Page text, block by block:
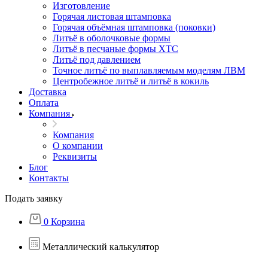
Изготовление
Горячая листовая штамповка
Горячая объёмная штамповка (поковки)
Литьё в оболочковые формы
Литьё в песчаные формы ХТС
Литьё под давлением
Точное литьё по выплавляемым моделям ЛВМ
Центробежное литьё и литьё в кокиль
Доставка
Оплата
Компания
Компания
О компании
Реквизиты
Блог
Контакты
Подать заявку
0 Корзина
Металлический калькулятор